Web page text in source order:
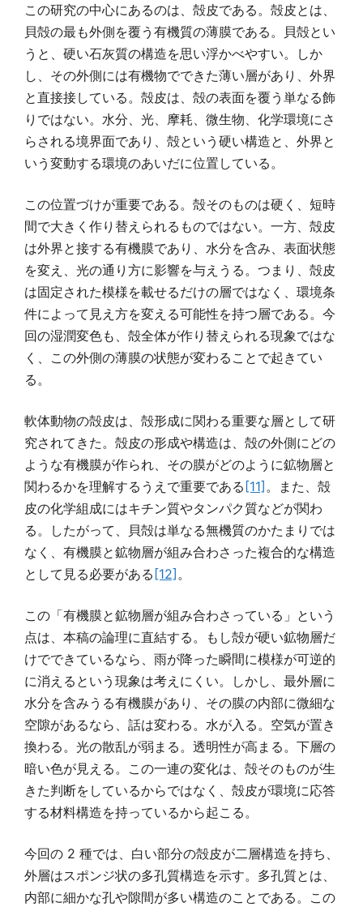
この研究の中心にあるのは、殻皮である。殻皮とは、
貝殻の最も外側を覆う有機質の薄膜である。貝殻とい
うと、硬い石灰質の構造を思い浮かべやすい。しか
し、その外側には有機物でできた薄い層があり、外界
と直接接している。殻皮は、殻の表面を覆う単なる飾
りではない。水分、光、摩耗、微生物、化学環境にさ
らされる境界面であり、殻という硬い構造と、外界と
いう変動する環境のあいだに位置している。
この位置づけが重要である。殻そのものは硬く、短時
間で大きく作り替えられるものではない。一方、殻皮
は外界と接する有機膜であり、水分を含み、表面状態
を変え、光の通り方に影響を与えうる。つまり、殻皮
は固定された模様を載せるだけの層ではなく、環境条
件によって見え方を変える可能性を持つ層である。今
回の湿潤変色も、殻全体が作り替えられる現象ではな
く、この外側の薄膜の状態が変わることで起きてい
る。
軟体動物の殻皮は、殻形成に関わる重要な層として研
究されてきた。殻皮の形成や構造は、殻の外側にどの
ような有機膜が作られ、その膜がどのように鉱物層と
関わるかを理解するうえで重要である[11] 。また、殻
皮の化学組成にはキチン質やタンパク質などが関わ
る。したがって、貝殻は単なる無機質のかたまりでは
なく、有機膜と鉱物層が組み合わさった複合的な構造
として見る必要がある[12] 。
この「有機膜と鉱物層が組み合わさっている」という
点は、本稿の論理に直結する。もし殻が硬い鉱物層だ
けでできているなら、雨が降った瞬間に模様が可逆的
に消えるという現象は考えにくい。しかし、最外層に
水分を含みうる有機膜があり、その膜の内部に微細な
空隙があるなら、話は変わる。水が入る。空気が置き
換わる。光の散乱が弱まる。透明性が高まる。下層の
暗い色が見える。この一連の変化は、殻そのものが生
きた判断をしているからではなく、殻皮が環境に応答
する材料構造を持っているから起こる。
今回の 2 種では、白い部分の殻皮が二層構造を持ち、
外層はスポンジ状の多孔質構造を示す。多孔質とは、
内部に細かな孔や隙間が多い構造のことである。この